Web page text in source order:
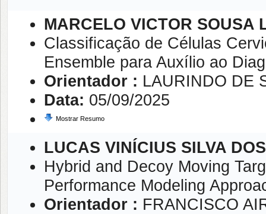
MARCELO VICTOR SOUSA
Classificação de Células
Ensemble para Auxílio ao
Orientador : LAURINDO DE
Data: 05/09/2025
Mostrar Resumo
LUCAS VINÍCIUS SILVA
Hybrid and Decoy Moving
Performance Modeling
Orientador : FRANCISCO